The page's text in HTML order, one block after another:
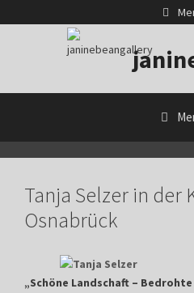
Inhalt
Tanja Selzer in der
Osnabrück
„Schöne Landschaft –